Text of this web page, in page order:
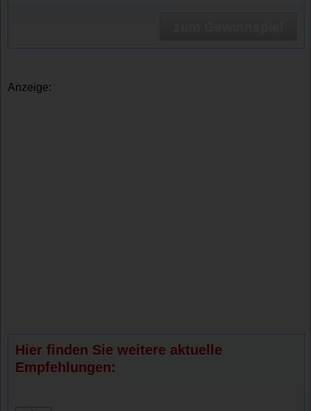
Anzeige:
Hier finden Sie weitere aktuelle
Empfehlungen: